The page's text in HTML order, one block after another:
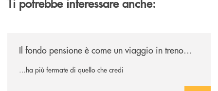
Il fondo pensione è come un viaggio in treno…
…ha più fermate di quello che credi